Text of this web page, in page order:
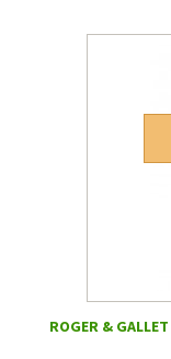
ROGER & GALLET